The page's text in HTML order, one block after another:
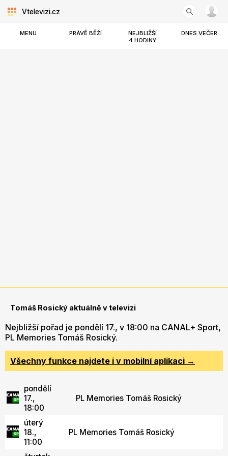
Vtelevizi.cz
MENU PRÁVĚ BĚŽÍ
NEJBLIŽŠÍ
4 HODINY
DNES VEČER
Tomáš Rosický aktuálně v televizi
Nejbližší pořad je pondělí 17., v 18:00 na CANAL+ Sport,
PL Memories Tomáš Rosický.
Všechny funkce najdete i v mobilní aplikaci →
pondělí
17.,
18:00
PL Memories Tomáš Rosický
úterý
18.,
11:00
PL Memories Tomáš Rosický